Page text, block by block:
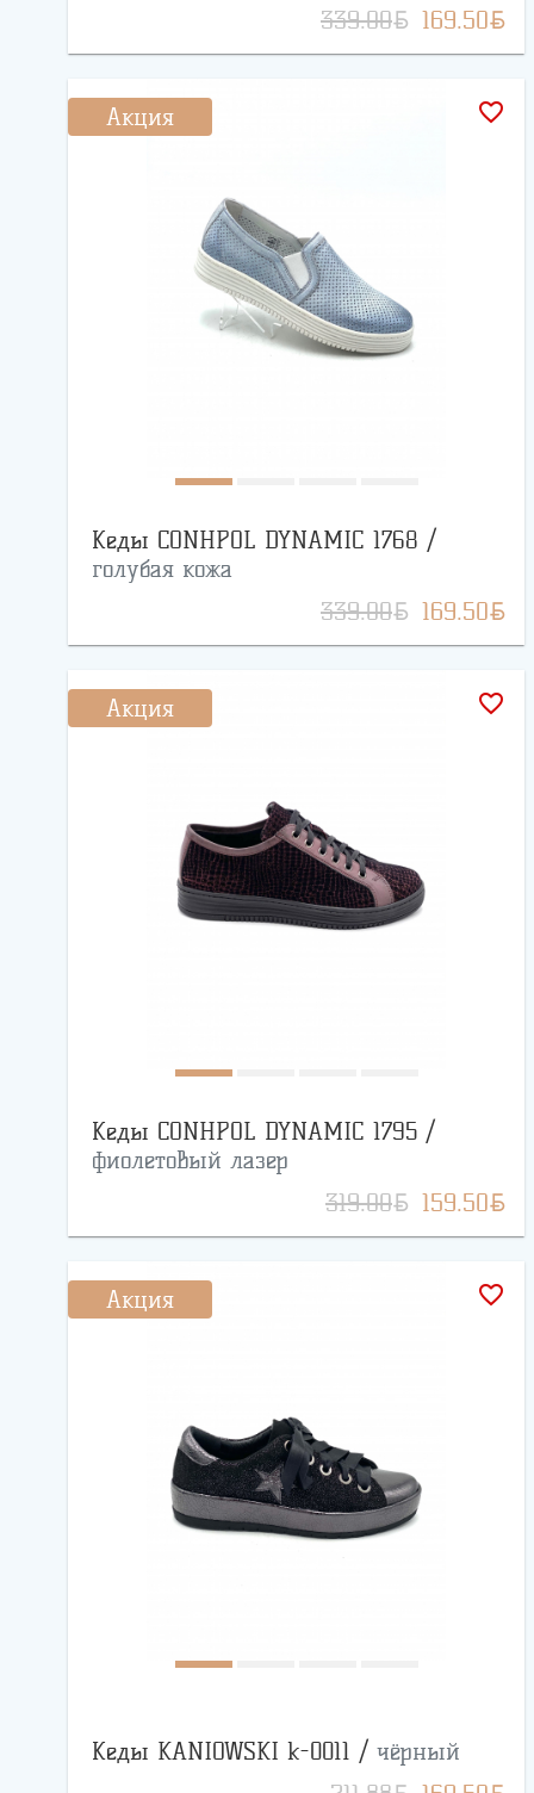
339.00BYN 169.50BYN
Акция favorite_border
Кеды CONHPOL DYNAMIC 1768 /
голубая кожа
339.00BYN 169.50BYN
Акция favorite_border
Кеды CONHPOL DYNAMIC 1795 /
фиолетовый лазер
319.00BYN 159.50BYN
Акция favorite_border
Кеды KANIOWSKI k-0011 / чёрный